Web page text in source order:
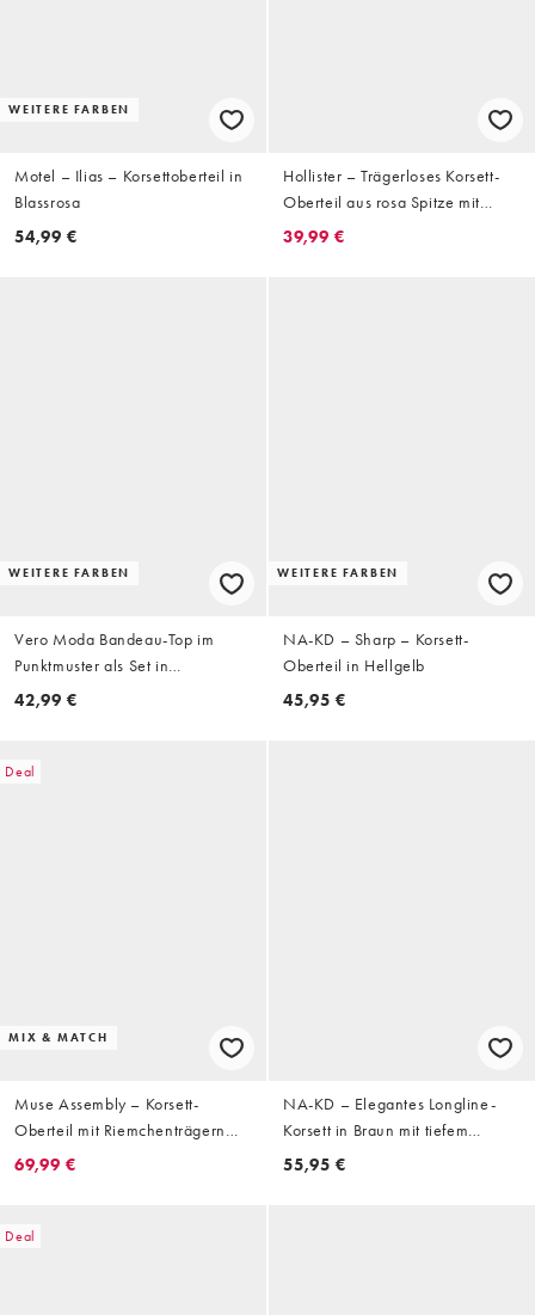
WEITERE FARBEN
Motel – Ilias – Korsettoberteil in
Blassrosa
54,99 €
Hollister – Trägerloses Korsett-
Oberteil aus rosa Spitze mit
Schleife
39,99 €
WEITERE FARBEN
Vero Moda Bandeau-Top im
Punktmuster als Set in
Schokobraun
42,99 €
WEITERE FARBEN
NA-KD – Sharp – Korsett-
Oberteil in Hellgelb
45,95 €
Deal
MIX & MATCH
Muse Assembly – Korsett-
Oberteil mit Riemchenträgern
und Tapetenmuster, Kombiteil
69,99 €
NA-KD – Elegantes Longline-
Korsett in Braun mit tiefem
Ausschnitt
55,95 €
Deal